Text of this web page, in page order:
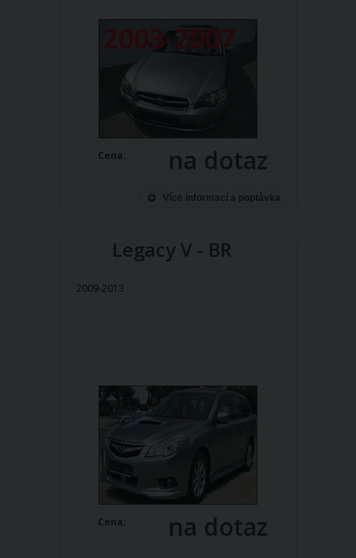
Cena: na dotaz
Více informací a poptávka
Legacy V - BR
2009-2013
Cena: na dotaz